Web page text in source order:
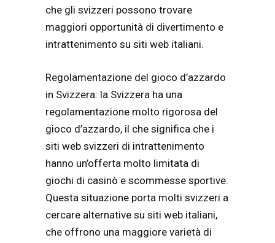
che gli svizzeri possono trovare
maggiori opportunità di divertimento e
intrattenimento su siti web italiani.
Regolamentazione del gioco d’azzardo
in Svizzera: la Svizzera ha una
regolamentazione molto rigorosa del
gioco d’azzardo, il che significa che i
siti web svizzeri di intrattenimento
hanno un’offerta molto limitata di
giochi di casinò e scommesse sportive.
Questa situazione porta molti svizzeri a
cercare alternative su siti web italiani,
che offrono una maggiore varietà di